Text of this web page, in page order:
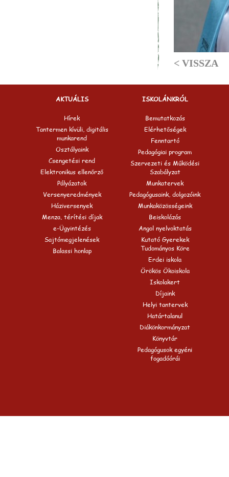
< VISSZA
AKTUÁLIS
Hírek
Tantermen kívüli, digitális
munkarend
Osztályaink
Csengetési rend
Elektronikus ellenőrző
Pályázatok
Versenyeredmények
Háziversenyek
Menza, térítési díjak
e-Ügyintézés
Sajtómegjelenések
Balassi honlap
ISKOLÁNKRÓL
Bemutatkozás
Elérhetőségek
Fenntartó
Pedagógiai program
Szervezeti és Működési
Szabályzat
Munkatervek
Pedagógusaink, dolgozóink
Munkaközösségeink
Beiskolázás
Angol nyelvoktatás
Kutató Gyerekek
Tudományos Köre
Erdei iskola
Örökös Ökoiskola
Iskolakert
Díjaink
Helyi tantervek
Határtalanul
Diákönkormányzat
Könyvtár
Pedagógusok egyéni
fogadóórái